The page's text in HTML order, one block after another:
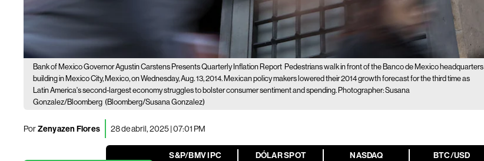
Bank of Mexico Governor Agustin Carstens Presents Quarterly Inflation Report Pedestrians walk in front of the Banco de Mexico headquarters
building in Mexico City, Mexico, on Wednesday, Aug. 13, 2014. Mexican policy makers lowered their 2014 growth forecast for the third time as
Latin America's second-largest economy struggles to bolster consumer sentiment and spending. Photographer: Susana
Gonzalez/Bloomberg (Bloomberg/Susana Gonzalez)
PorZenyazen Flores 28 de abril, 2025 | 07:01 PM
S&P/BMV IPC DÓLAR SPOT NASDAQ BTC/USD